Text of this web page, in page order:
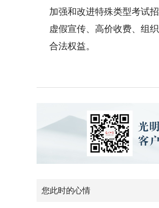
加强和改进特殊类型考试
虚假宣传、高价收费、组
合法权益。
您此时的心情